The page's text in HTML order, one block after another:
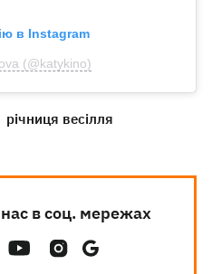
в Instagram
(@katykino)
річниця весілля
в соц. мережах